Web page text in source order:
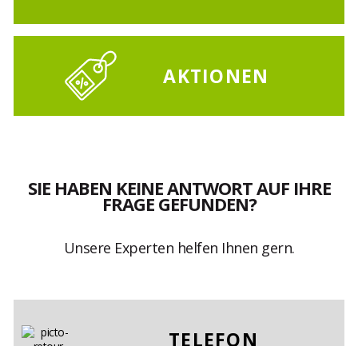
AKTIONEN
SIE HABEN KEINE ANTWORT AUF IHRE
FRAGE GEFUNDEN?
Unsere Experten helfen Ihnen gern.
TELEFON